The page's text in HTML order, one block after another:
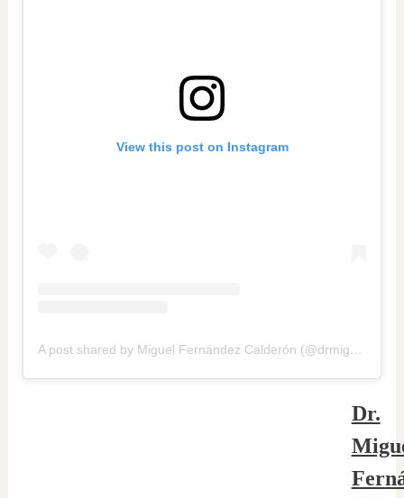
View this post on Instagram
A post shared by Miguel Fernández Calderón (@drmiguelfernandezcalderon)
Dr.